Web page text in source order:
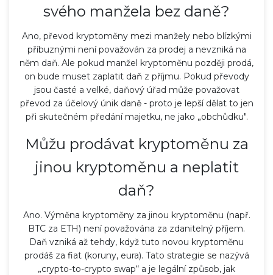
svého manžela bez daně?
Ano, převod kryptoměny mezi manžely nebo blízkými
příbuznými není považován za prodej a nevzniká na
něm daň. Ale pokud manžel kryptoměnu později prodá,
on bude muset zaplatit daň z příjmu. Pokud převody
jsou časté a velké, daňový úřad může považovat
převod za účelový únik daně - proto je lepší dělat to jen
při skutečném předání majetku, ne jako „obchůdku".
Můžu prodávat kryptoměnu za
jinou kryptoměnu a neplatit
daň?
Ano. Výměna kryptoměny za jinou kryptoměnu (např.
BTC za ETH) není považována za zdanitelný příjem.
Daň vzniká až tehdy, když tuto novou kryptoměnu
prodáš za fiat (koruny, eura). Tato strategie se nazývá
„crypto-to-crypto swap“ a je legální způsob, jak